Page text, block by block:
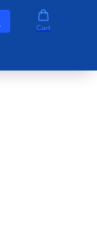
Cart